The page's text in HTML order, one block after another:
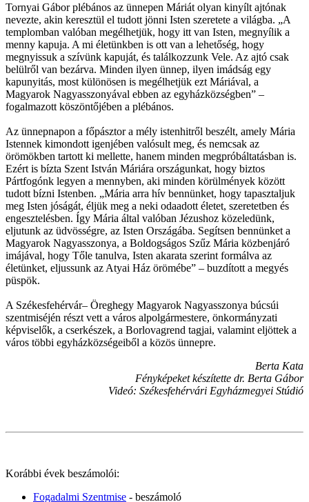
Tornyai Gábor plébános az ünnepen Máriát olyan kinyílt ajtónak
nevezte, akin keresztül el tudott jönni Isten szeretete a világba. „A
templomban valóban megélhetjük, hogy itt van Isten, megnyílik a
menny kapuja. A mi életünkben is ott van a lehetőség, hogy
megnyissuk a szívünk kapuját, és találkozzunk Vele. Az ajtó csak
belülről van bezárva. Minden ilyen ünnep, ilyen imádság egy
kapunyitás, most különösen is megélhetjük ezt Máriával, a
Magyarok Nagyasszonyával ebben az egyházközségben” –
fogalmazott köszöntőjében a plébános.
Az ünnepnapon a főpásztor a mély istenhitről beszélt, amely Mária
Istennek kimondott igenjében valósult meg, és nemcsak az
örömökben tartott ki mellette, hanem minden megpróbáltatásban is.
Ezért is bízta Szent István Máriára országunkat, hogy biztos
Pártfogónk legyen a mennyben, aki minden körülmények között
tudott bízni Istenben. „Mária arra hív bennünket, hogy tapasztaljuk
meg Isten jóságát, éljük meg a neki odaadott életet, szeretetben és
engesztelésben. Így Mária által valóban Jézushoz közeledünk,
eljutunk az üdvösségre, az Isten Országába. Segítsen bennünket a
Magyarok Nagyasszonya, a Boldogságos Szűz Mária közbenjáró
imájával, hogy Tőle tanulva, Isten akarata szerint formálva az
életünket, eljussunk az Atyai Ház örömébe” – buzdított a megyés
püspök.
A Székesfehérvár– Öreghegy Magyarok Nagyasszonya búcsúi
szentmiséjén részt vett a város alpolgármestere, önkormányzati
képviselők, a cserkészek, a Borlovagrend tagjai, valamint eljöttek a
város többi egyházközségeiből a közös ünnepre.
Berta Kata
Fényképeket készítette dr. Berta Gábor
Videó: Székesfehérvári Egyházmegyei Stúdió
Korábbi évek beszámolói:
Fogadalmi Szentmise - beszámoló